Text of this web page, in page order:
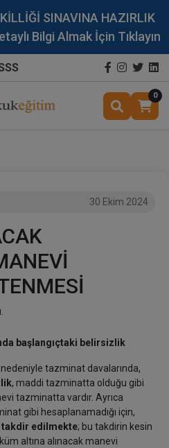
SINAVINA HAZIRLIK
Bilgi Almak İçin Tıklayın
0
30 Ekim 2024
başlangıçtaki belirsizlik
tazminat davalarında,
, maddi tazminatta olduğu gibi
tazminatta vardır. Ayrıca
gibi hesaplanamadığı için,
takdir edilmekte; bu takdirin kesin
altına alınacak manevi